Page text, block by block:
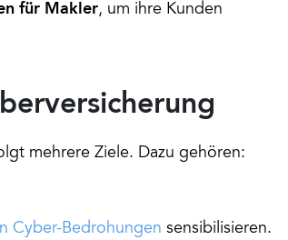
für Makler, um ihre Kunden
mehrere Ziele. Dazu gehören:
Cyber-Bedrohungen sensibilisieren.